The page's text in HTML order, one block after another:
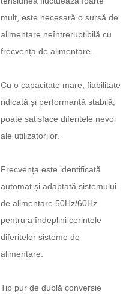
mult, este necesară o sursă de
alimentare neîntreruptibilă cu
frecvența de alimentare.
Cu o capacitate mare, fiabilitate
ridicată și performanță stabilă,
poate satisface diferitele nevoi
ale utilizatorilor.
Frecvența este identificată
automat și adaptată sistemului
de alimentare 50Hz/60Hz
pentru a îndeplini cerințele
diferitelor sisteme de
alimentare.
Tip pur de dublă conversie